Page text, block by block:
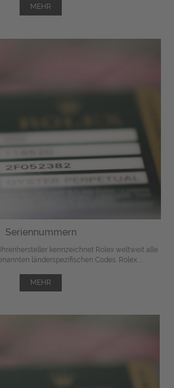
MEHR
Seriennummern
kennzeichnet Rolex weltweit alle
länderspezifischen Codes. Rolex ...
MEHR